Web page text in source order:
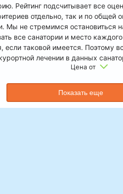
Рейтинг подсчитывает все
отдельно, так и по
Мы не стремимся остановиться
все санатории и место
если таковой имеется. Поэтому
лечении в данных
Цена от
Показать еще